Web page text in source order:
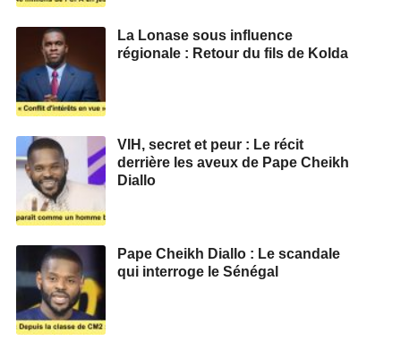
La Lonase sous influence
régionale : Retour du fils de Kolda
VIH, secret et peur : Le récit
derrière les aveux de Pape Cheikh
Diallo
Pape Cheikh Diallo : Le scandale
qui interroge le Sénégal